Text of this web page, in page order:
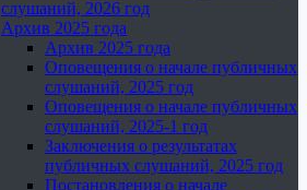
слушаний, 2026 год
Архив 2025 года
Архив 2025 года
Оповещения о начале публичных
слушаний, 2025 год
Оповещения о начале публичных
слушаний, 2025-1 год
Заключения о результатах
публичных слушаний, 2025 год
Постановления о начале